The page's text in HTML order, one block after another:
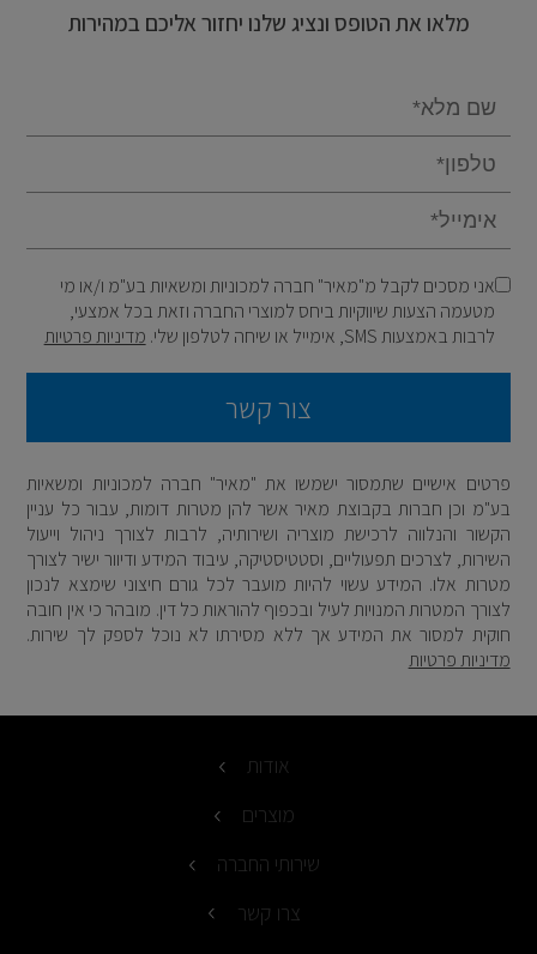
מלאו את הטופס ונציג שלנו יחזור אליכם במהירות
אני מסכים לקבל מ"מאיר" חברה למכוניות ומשאיות בע"מ ו/או מי
מטעמה הצעות שיווקיות ביחס למוצרי החברה וזאת בכל אמצעי,
לרבות באמצעות SMS, אימייל או שיחה לטלפון שלי.
מדיניות פרטיות
צור קשר
פרטים אישיים שתמסור ישמשו את "מאיר" חברה למכוניות ומשאיות
בע"מ וכן חברות בקבוצת מאיר אשר להן מטרות דומות, עבור כל עניין
הקשור והנלווה לרכישת מוצריה ושירותיה, לרבות לצורך ניהול וייעול
השירות, לצרכים תפעוליים, וסטטיסטיקה, עיבוד המידע ודיוור ישיר לצורך
מטרות אלו. המידע עשוי להיות מועבר לכל גורם חיצוני שימצא לנכון
לצורך המטרות המנויות לעיל ובכפוף להוראות כל דין. מובהר כי אין חובה
חוקית למסור את המידע אך ללא מסירתו לא נוכל לספק לך שירות.
מדיניות פרטיות
אודות
מוצרים
שירותי החברה
צרו קשר